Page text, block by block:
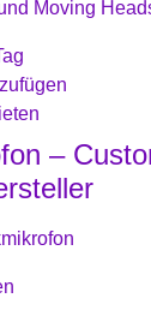
Moving
–